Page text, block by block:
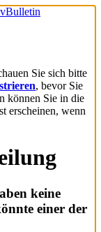
Sie sich bitte
, bevor Sie
können Sie in die
erscheinen, wenn
keine
einer der